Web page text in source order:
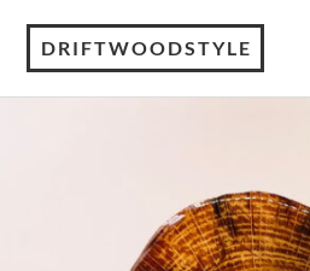
DRIFTWOODSTYLE